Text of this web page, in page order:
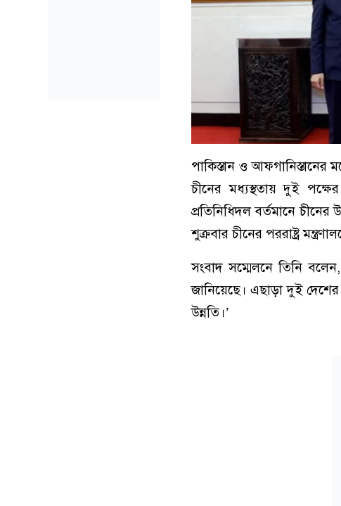
পাকিস্তান ও আফগানিস্তানের
চীনের মধ্যস্থতায় দুই
প্রতিনিধিদল বর্তমানে চীনের
শুক্রবার চীনের পররাষ্ট্র
সংবাদ সম্মেলনে তিনি
জানিয়েছে। এছাড়া দুই
উন্নতি।’